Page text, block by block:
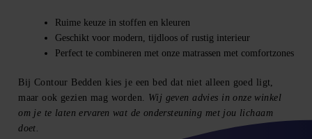
Ruime keuze in stoffen en kleuren
Geschikt voor modern, tijdloos of rustig interieur
Perfect te combineren met onze matrassen met comfortzones
Bij Contour Bedden kies je een bed dat niet alleen goed ligt,
maar ook gezien mag worden. Wij geven advies in onze winkel
om je te laten ervaren wat de ondersteuning met jou lichaam
doet.